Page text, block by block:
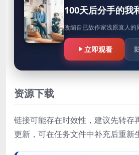
100天后分手的我
立即观看
资源下载
链接可能存在时效性，建议先转存
更新，可在任务文件中补充后重新